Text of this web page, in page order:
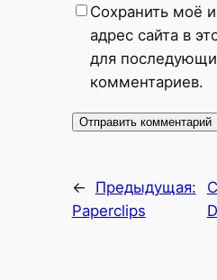
Сохранить моё
адрес сайта в
для
комментариев.
←
Предыдущая:
Paperclips